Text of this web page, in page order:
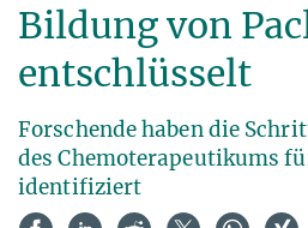
Bildung von
entschlüsselt
Forschende haben die
des Chemoterapeutikums
identifiziert